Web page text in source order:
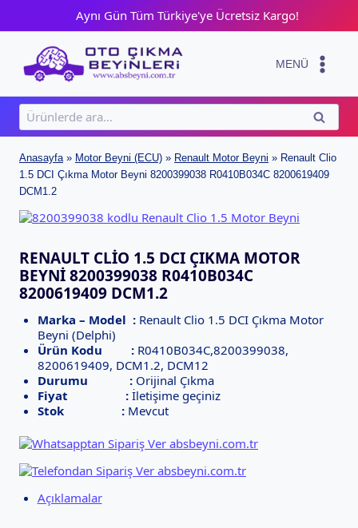
content
Aynı Gün Tüm Türkiye'ye Ücretsiz Kargo!
MENÜ
Ara:
ARA
Anasayfa» Motor Beyni (ECU) » Renault Motor Beyni » Renault Clio
1.5 DCI Çıkma Motor Beyni 8200399038 R0410B034C 8200619409
DCM1.2
RENAULT CLIO 1.5 DCI ÇIKMA MOTOR
BEYNI 8200399038 R0410B034C
8200619409 DCM1.2
Marka – Model :Renault Clio 1.5 DCI Çıkma Motor
Beyni (Delphi)
Ürün Kodu :R0410B034C,8200399038,
8200619409, DCM1.2, DCM12
Durumu :Orijinal Çıkma
Fiyat :İletişime geçiniz
Stok :Mevcut
Açıklamalar